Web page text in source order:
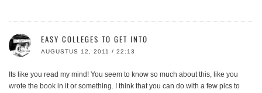
EASY COLLEGES TO GET INTO
AUGUSTUS 12, 2011 / 22:13
Its like you read my mind! You seem to know so much about this, like you
wrote the book in it or something. I think that you can do with a few pics to